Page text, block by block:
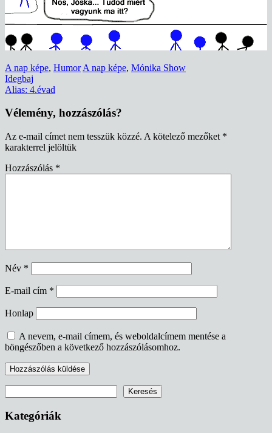
A nap képe, Humor A nap képe, Mónika Show
Bejegyzés
navigáció
Idegbaj
Alias: 4.évad
Vélemény, hozzászólás?
Az e-mail címet nem tesszük közzé. A kötelező mezőket *
karakterrel jelöltük
Hozzászólás *
Név *
E-mail cím *
Honlap
A nevem, e-mail címem, és weboldalcímem mentése a
böngészőben a következő hozzászólásomhoz.
Keresés
Kategóriák